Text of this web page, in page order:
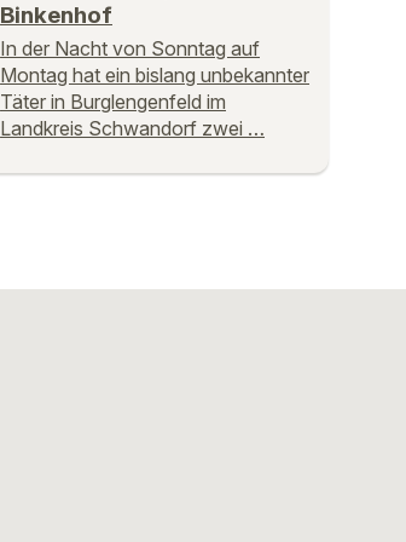
Binkenhof
In der Nacht von Sonntag auf
Montag hat ein bislang unbekannter
Täter in Burglengenfeld im
Landkreis Schwandorf zwei …